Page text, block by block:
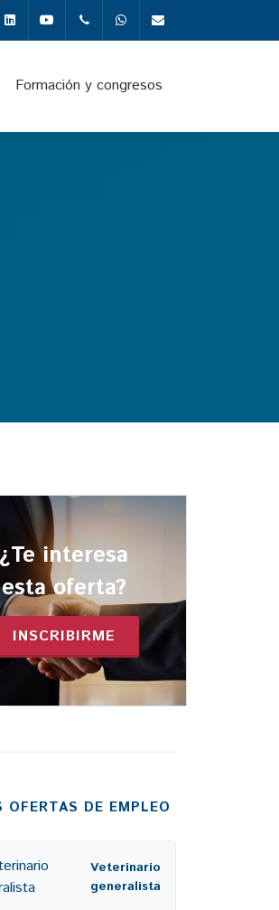
Linkedin Youtube +34987291651
Whatsapp
Formación y congresos
¿Te interesa
esta oferta?
INSCRIBIRME
OFERTAS DE EMPLEO
Veterinario
generalista